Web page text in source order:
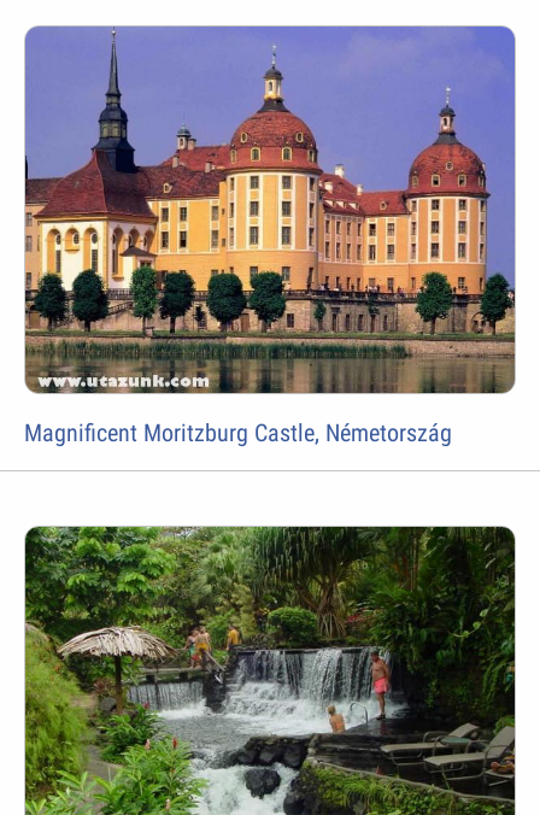
Magnificent Moritzburg Castle, Németország